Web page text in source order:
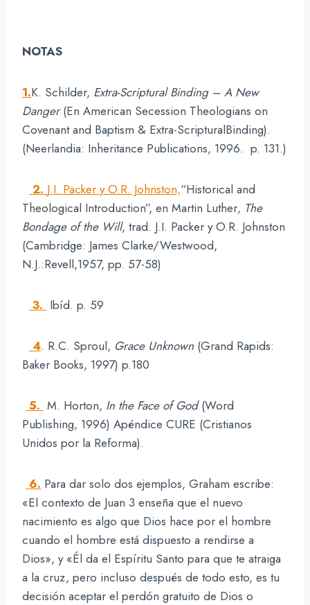
NOTAS
1.K. Schilder, Extra-Scriptural Binding – A New
Danger(En American Secession Theologians on
Covenant and Baptism & Extra-ScripturalBinding).
(Neerlandia: Inheritance Publications, 1996. p. 131.)
2. J.I. Packer y O.R. Johnston,“Historical and
Theological Introduction”, en Martin Luther, The
Bondage of the Will, trad. J.I. Packer y O.R. Johnston
(Cambridge: James Clarke/Westwood,
N.J.:Revell,1957, pp. 57-58)
3. Ibíd. p. 59
4. R.C. Sproul, Grace Unknown (Grand Rapids:
Baker Books, 1997) p.180
5. M. Horton, In the Face of God(Word
Publishing, 1996) Apéndice CURE (Cristianos
Unidos por la Reforma).
6. Para dar solo dos ejemplos, Graham escribe:
«El contexto de Juan 3 enseña que el nuevo
nacimiento es algo que Dios hace por el hombre
cuando el hombre está dispuesto a rendirse a
Dios», y «Él da el Espíritu Santo para que te atraiga
a la cruz, pero incluso después de todo esto, es tu
decisión aceptar el perdón gratuito de Dios o